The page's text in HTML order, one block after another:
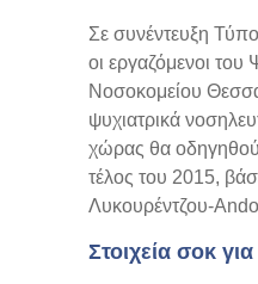
Σε συνέντευξη
οι εργαζόμενοι του
Νοσοκομείου
ψυχιατρικά
χώρας θα
τέλος του 2015,
Λυκουρέντζου-
Στοιχεία σοκ